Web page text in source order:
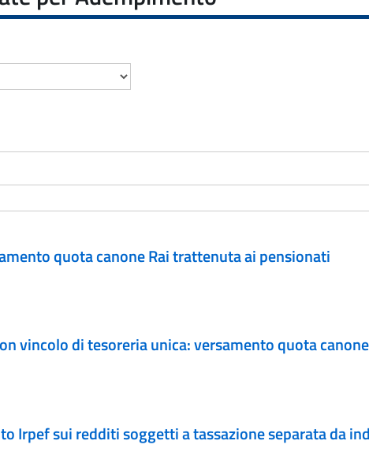
quota canone Rai trattenuta ai pensionati
vincolo di tesoreria unica: versamento quota
sui redditi soggetti a tassazione separata da